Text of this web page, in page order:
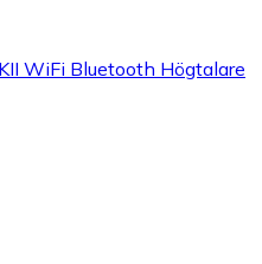
WiFi Bluetooth Högtalare